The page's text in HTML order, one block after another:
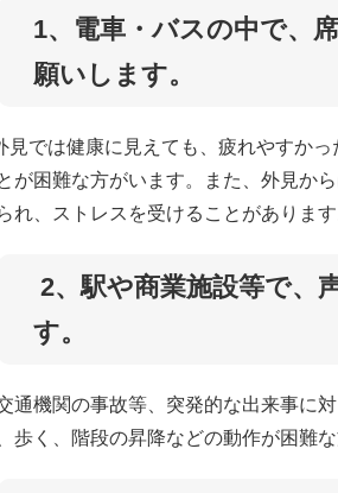
1、電車・バスの中で、
願いします。
見では健康に見えても、疲れやすか
が困難な方がいます。また、外見か
れ、ストレスを受けることがあります
2、駅や商業施設等で、
す。
通機関の事故等、突発的な出来事に
歩く、階段の昇降などの動作が困難な